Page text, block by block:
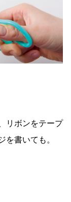
リボンをテープ
書いても。